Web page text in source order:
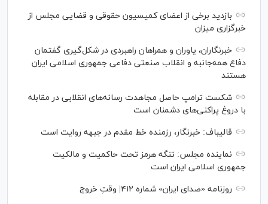
بازدید برخی از اعضای کمیسیون حقوقی و قضایی مجلس از
خبرگزاری میزان
خبرنگاران، یاوران و همراهان راهبردی در شکل‌گیری گفتمان
دفاع همه‌جانبه و انقلاب صنعتی دفاعی جمهوری اسلامی ایران
هستند
شکست ترامپ حاصل مجاهدت رسانه‌های انقلابی در مقابله
با دروغ پراکنی‌های دشمنان است
قالیباف: خبرنگار، رزمنده خط مقدم در جبهه روایت است
نماینده مجلس: تنگه هرمز تحت حاکمیت و مالکیت
جمهوری اسلامی ایران است
روزنامه «صدای ایران» شماره ۴۱۲| وقتِ خروج